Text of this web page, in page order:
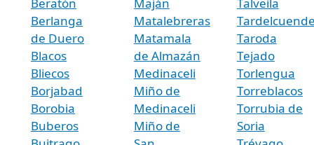
Berlanga
de Duero
Blacos
Bliecos
Borjabad
Borobia
Buberos
Matalebreras
Matamala
de Almazán
Medinaceli
Miño de
Medinaceli
Miño de
Taroda
Tejado
Torlengua
Torreblacos
Torrubia de
Soria